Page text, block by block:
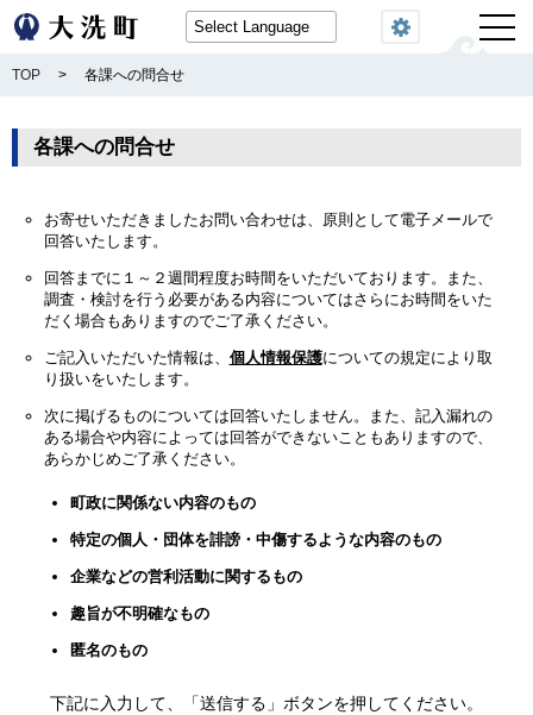
閲覧機能
TOP > 各課への問合せ
各課への問合せ
お寄せいただきましたお問い合わせは、原則として電子メールで
回答いたします。
回答までに１～２週間程度お時間をいただいております。また、
調査・検討を行う必要がある内容についてはさらにお時間をいた
だく場合もありますのでご了承ください。
ご記入いただいた情報は、 個人情報保護についての規定により取
り扱いをいたします。
次に掲げるものについては回答いたしません。また、記入漏れの
ある場合や内容によっては回答ができないこともありますので、
あらかじめご了承ください。
町政に関係ない内容のもの
特定の個人・団体を誹謗・中傷するような内容のもの
企業などの営利活動に関するもの
趣旨が不明確なもの
匿名のもの
下記に入力して、「送信する」ボタンを押してください。